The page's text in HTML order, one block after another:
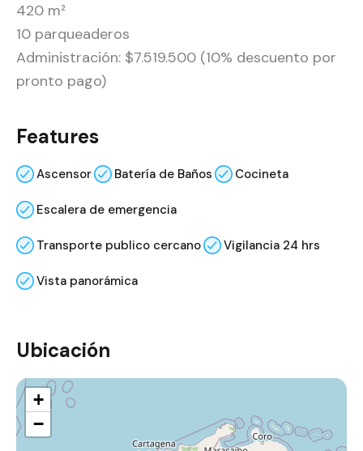
420 m²
10 parqueaderos
Administración: $7.519.500 (10% descuento por
pronto pago)
Features
Ascensor Batería de Baños Cocineta
Escalera de emergencia
Transporte publico cercano Vigilancia 24 hrs
Vista panorámica
Ubicación
+
−